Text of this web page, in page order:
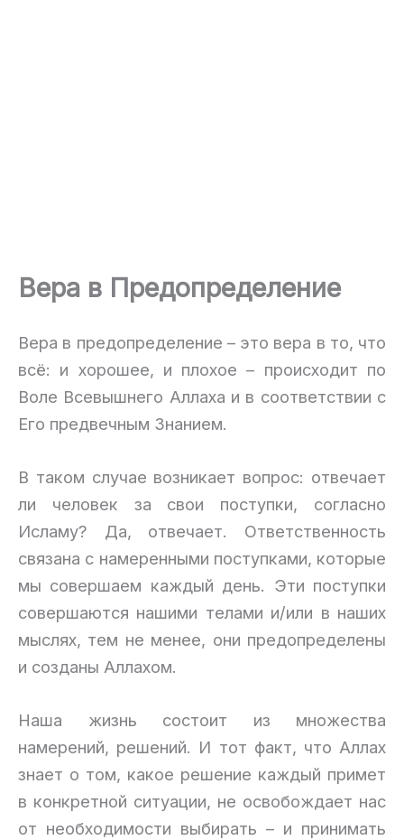
Вера в Предопределение
Вера в предопределение – это вера в то, что
всё: и хорошее, и плохое – происходит по
Воле Всевышнего Аллаха и в соответствии с
Его предвечным Знанием.
В таком случае возникает вопрос: отвечает
ли человек за свои поступки, согласно
Исламу? Да, отвечает. Ответственность
связана с намеренными поступками, которые
мы совершаем каждый день. Эти поступки
совершаются нашими телами и/или в наших
мыслях, тем не менее, они предопределены
и созданы Аллахом.
Наша жизнь состоит из множества
намерений, решений. И тот факт, что Аллах
знает о том, какое решение каждый примет
в конкретной ситуации, не освобождает нас
от необходимости выбирать – и принимать